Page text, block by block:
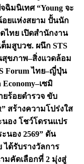
มนิเทศ “Young จะ
อยแห่งสยาม ปั้นนัก
ไทย เปิดสำนักงาน
ต็มสูบวช. ผนึก STS
สุขภาพ–สิ่งแวดล้อม
Forum ไทย–ญี่ปุ่น
เซมิ
ยร้อยตำรวจ ขับ
สร้างความโปร่งใส
อง โชว์โดรนแปร
นอง 2569” ดัน
ได้รับรางวัลการ
มคัดเลือกที่ 2 มุ่งสู่